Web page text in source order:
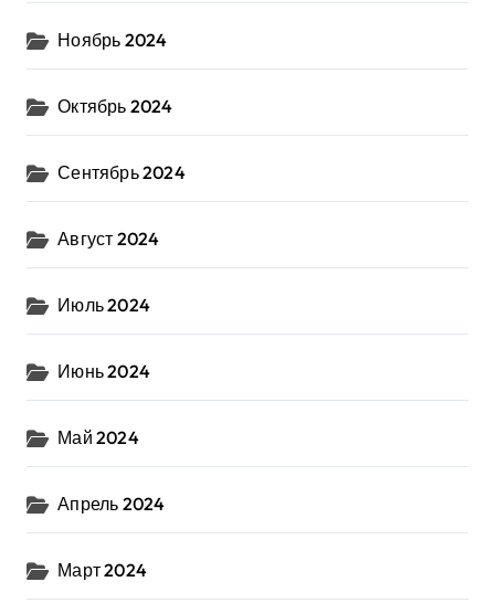
Ноябрь 2024
Октябрь 2024
Сентябрь 2024
Август 2024
Июль 2024
Июнь 2024
Май 2024
Апрель 2024
Март 2024